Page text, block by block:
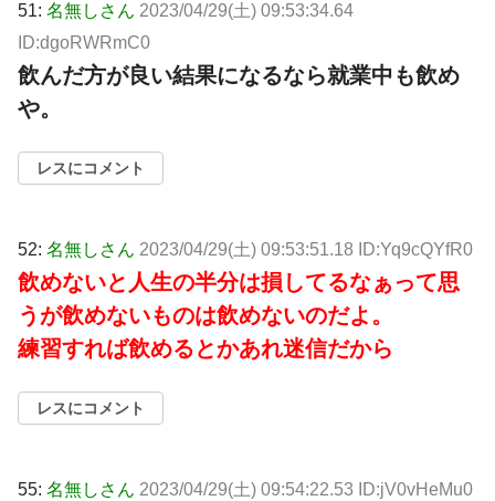
51: 名無しさん 2023/04/29(土) 09:53:34.64
ID:dgoRWRmC0
飲んだ方が良い結果になるなら就業中も飲め
や。
レスにコメント
52: 名無しさん 2023/04/29(土) 09:53:51.18 ID:Yq9cQYfR0
飲めないと人生の半分は損してるなぁって思
うが飲めないものは飲めないのだよ。
練習すれば飲めるとかあれ迷信だから
レスにコメント
55: 名無しさん 2023/04/29(土) 09:54:22.53 ID:jV0vHeMu0